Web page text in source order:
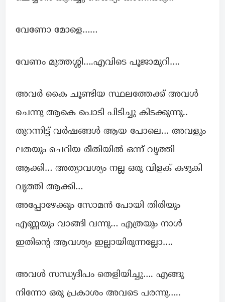
വേണോ മോളെ……
വേണം മുത്തശ്ശി….എവിടെ പൂജാമുറി….
അവർ കൈ ചൂണ്ടിയ സ്ഥലത്തേക്ക് അവൾ
ചെന്നു ആകെ പൊടി പിടിച്ചു കിടക്കുന്നു..
തുറന്നിട്ട്‌ വർഷങ്ങൾ ആയ പോലെ… അവളും
ലതയും ചെറിയ രീതിയിൽ ഒന്ന് വൃത്തി
ആക്കി… അത്യാവശ്യം നല്ല ഒരു വിളക് കഴുകി
വൃത്തി ആക്കി…
അപ്പോഴേക്കും സോമൻ പോയി തിരിയും
എണ്ണയും വാങ്ങി വന്നു… എത്രയും നാൾ
ഇതിന്റെ ആവശ്യം ഇല്ലായിരുന്നല്ലോ….
അവൾ സന്ധ്യദീപം തെളിയിച്ചു…. എങ്ങു
നിന്നോ ഒരു പ്രകാശം അവടെ പരന്നു…..